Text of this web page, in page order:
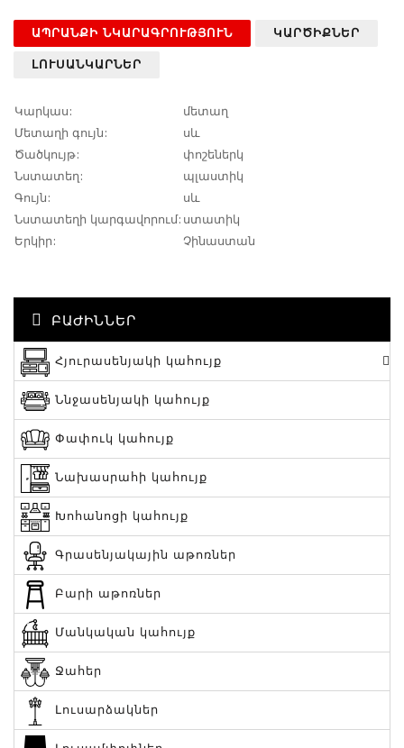
ԱՊՐԱՆՔԻ ՆԿԱՐԱԳՐՈՒԹՅՈՒՆ ԿԱՐԾԻՔՆԵՐ
ԼՈՒՍԱՆԿԱՐՆԵՐ
Կարկաս:
մետաղ
Մետաղի գույն:
սև
Ծածկույթ:
փոշեներկ
Նստատեղ:
պլաստիկ
Գույն:
սև
Նստատեղի կարգավորում: ստատիկ
Երկիր:
Չինաստան
ԲԱԺԻՆՆԵՐ
Հյուրասենյակի կահույք
Ննջասենյակի կահույք
Փափուկ կահույք
Նախասրահի կահույք
Խոհանոցի կահույք
Գրասենյակային աթոռներ
Բարի աթոռներ
Մանկական կահույք
Ջահեր
Լուսարձակներ